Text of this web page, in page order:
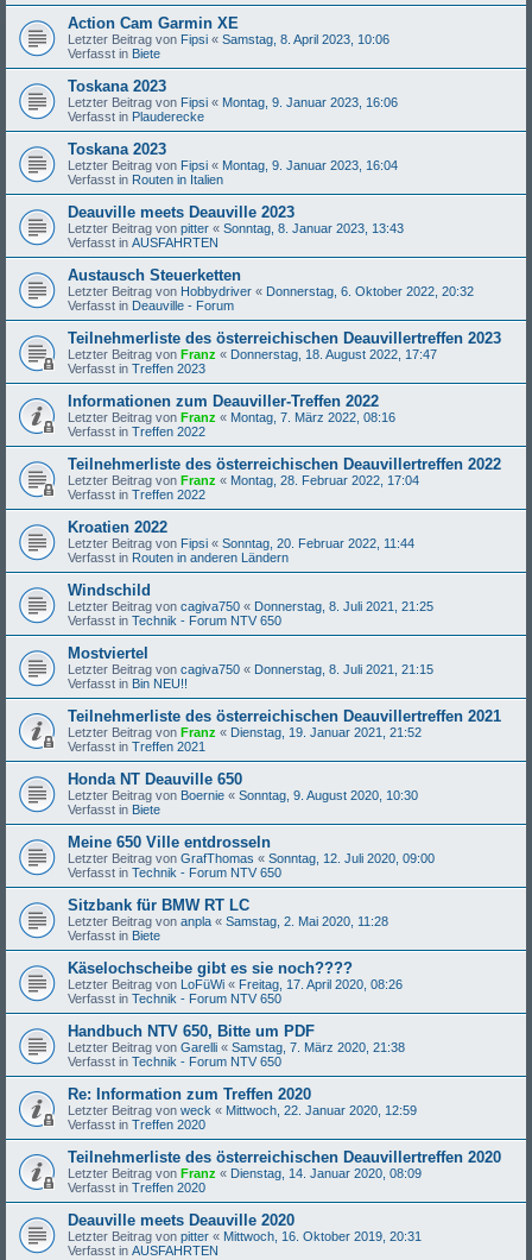
Action Cam Garmin XE
Letzter Beitrag von Fipsi « Samstag, 8. April 2023, 10:06
Verfasst in Biete
Toskana 2023
Letzter Beitrag von Fipsi « Montag, 9. Januar 2023, 16:06
Verfasst in Plauderecke
Toskana 2023
Letzter Beitrag von Fipsi « Montag, 9. Januar 2023, 16:04
Verfasst in Routen in Italien
Deauville meets Deauville 2023
Letzter Beitrag von pitter « Sonntag, 8. Januar 2023, 13:43
Verfasst in AUSFAHRTEN
Austausch Steuerketten
Letzter Beitrag von Hobbydriver « Donnerstag, 6. Oktober 2022, 20:32
Verfasst in Deauville - Forum
Teilnehmerliste des österreichischen Deauvillertreffen 2023
Letzter Beitrag von Franz « Donnerstag, 18. August 2022, 17:47
Verfasst in Treffen 2023
Informationen zum Deauviller-Treffen 2022
Letzter Beitrag von Franz « Montag, 7. März 2022, 08:16
Verfasst in Treffen 2022
Teilnehmerliste des österreichischen Deauvillertreffen 2022
Letzter Beitrag von Franz « Montag, 28. Februar 2022, 17:04
Verfasst in Treffen 2022
Kroatien 2022
Letzter Beitrag von Fipsi « Sonntag, 20. Februar 2022, 11:44
Verfasst in Routen in anderen Ländern
Windschild
Letzter Beitrag von cagiva750 « Donnerstag, 8. Juli 2021, 21:25
Verfasst in Technik - Forum NTV 650
Mostviertel
Letzter Beitrag von cagiva750 « Donnerstag, 8. Juli 2021, 21:15
Verfasst in Bin NEU!!
Teilnehmerliste des österreichischen Deauvillertreffen 2021
Letzter Beitrag von Franz « Dienstag, 19. Januar 2021, 21:52
Verfasst in Treffen 2021
Honda NT Deauville 650
Letzter Beitrag von Boernie « Sonntag, 9. August 2020, 10:30
Verfasst in Biete
Meine 650 Ville entdrosseln
Letzter Beitrag von GrafThomas « Sonntag, 12. Juli 2020, 09:00
Verfasst in Technik - Forum NTV 650
Sitzbank für BMW RT LC
Letzter Beitrag von anpla « Samstag, 2. Mai 2020, 11:28
Verfasst in Biete
Käselochscheibe gibt es sie noch????
Letzter Beitrag von LoFüWi « Freitag, 17. April 2020, 08:26
Verfasst in Technik - Forum NTV 650
Handbuch NTV 650, Bitte um PDF
Letzter Beitrag von Garelli « Samstag, 7. März 2020, 21:38
Verfasst in Technik - Forum NTV 650
Re: Information zum Treffen 2020
Letzter Beitrag von weck « Mittwoch, 22. Januar 2020, 12:59
Verfasst in Treffen 2020
Teilnehmerliste des österreichischen Deauvillertreffen 2020
Letzter Beitrag von Franz « Dienstag, 14. Januar 2020, 08:09
Verfasst in Treffen 2020
Deauville meets Deauville 2020
Letzter Beitrag von pitter « Mittwoch, 16. Oktober 2019, 20:31
Verfasst in AUSFAHRTEN